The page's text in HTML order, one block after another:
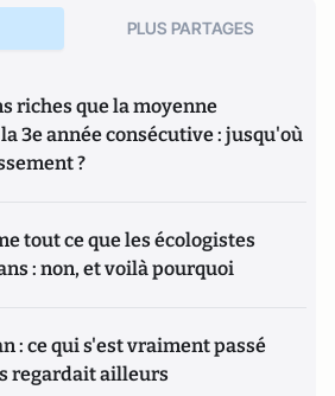
PLUS PARTAGES
riches que la moyenne
3e année consécutive : jusqu'où
?
tout ce que les écologistes
: non, et voilà pourquoi
: ce qui s'est vraiment passé
regardait ailleurs